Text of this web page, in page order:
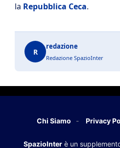
la Repubblica Ceca.
R
redazione
Redazione SpazioInter
Chi Siamo Privacy
SpazioInter è un